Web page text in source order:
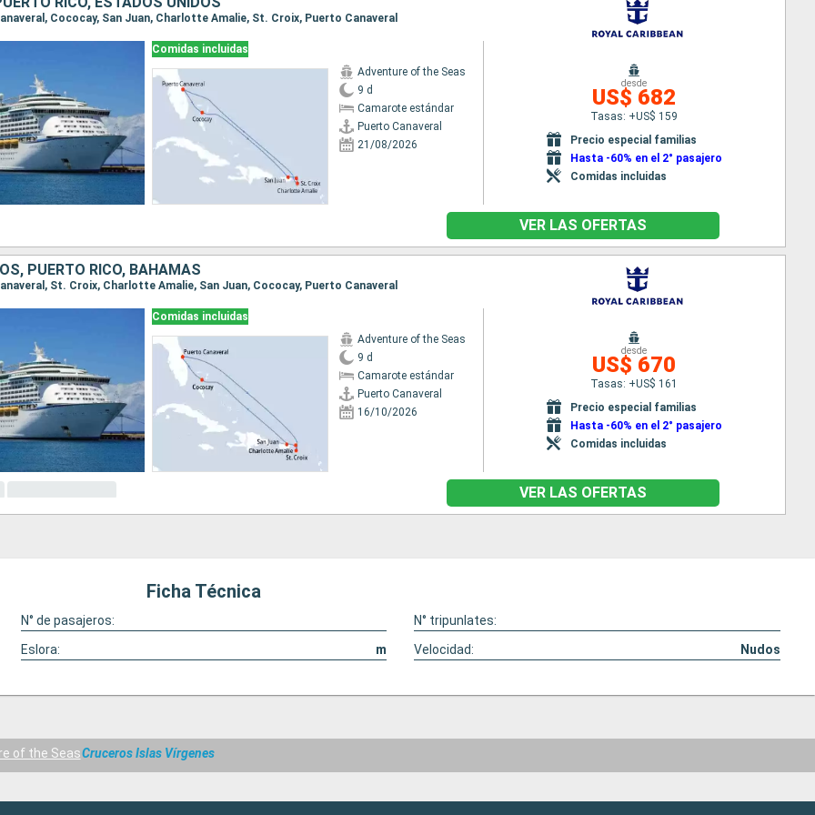
Cococay, San Juan, Charlotte Amalie, St. Croix, Puerto Canaveral
Comidas incluidas
Adventure of the Seas
9 d
Camarote estándar
Puerto Canaveral
21/08/2026
desde
US$ 682
Tasas: +US$ 159
Precio especial familias
Hasta -60% en el 2° pasajero
Comidas incluidas
VER LAS OFERTAS
PUERTO RICO, BAHAMAS
St. Croix, Charlotte Amalie, San Juan, Cococay, Puerto Canaveral
Comidas incluidas
Adventure of the Seas
9 d
Camarote estándar
Puerto Canaveral
16/10/2026
desde
US$ 670
Tasas: +US$ 161
Precio especial familias
Hasta -60% en el 2° pasajero
Comidas incluidas
VER LAS OFERTAS
Ficha Técnica
N° de pasajeros:
N° tripunlates:
Eslora:
m Velocidad: Nudos
of the SeasCruceros Islas Vírgenes